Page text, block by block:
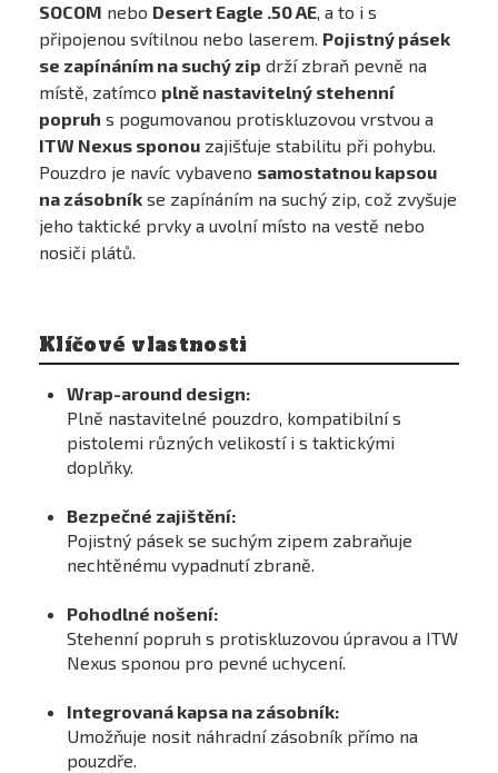
SOCOM nebo Desert Eagle .50 AE , a to i s
připojenou svítilnou nebo laserem. Pojistný pásek
se zapínáním na suchý zip drží zbraň pevně na
místě, zatímco plně nastavitelný stehenní
popruh s pogumovanou protiskluzovou vrstvou a
ITW Nexus sponou zajišťuje stabilitu při pohybu.
Pouzdro je navíc vybaveno samostatnou kapsou
na zásobník se zapínáním na suchý zip, což zvyšuje
jeho taktické prvky a uvolní místo na vestě nebo
nosiči plátů.
Klíčové vlastnosti
Wrap-around design:
Plně nastavitelné pouzdro, kompatibilní s
pistolemi různých velikostí i s taktickými
doplňky.
Bezpečné zajištění:
Pojistný pásek se suchým zipem zabraňuje
nechtěnému vypadnutí zbraně.
Pohodlné nošení:
Stehenní popruh s protiskluzovou úpravou a ITW
Nexus sponou pro pevné uchycení.
Integrovaná kapsa na zásobník:
Umožňuje nosit náhradní zásobník přímo na
pouzdře.